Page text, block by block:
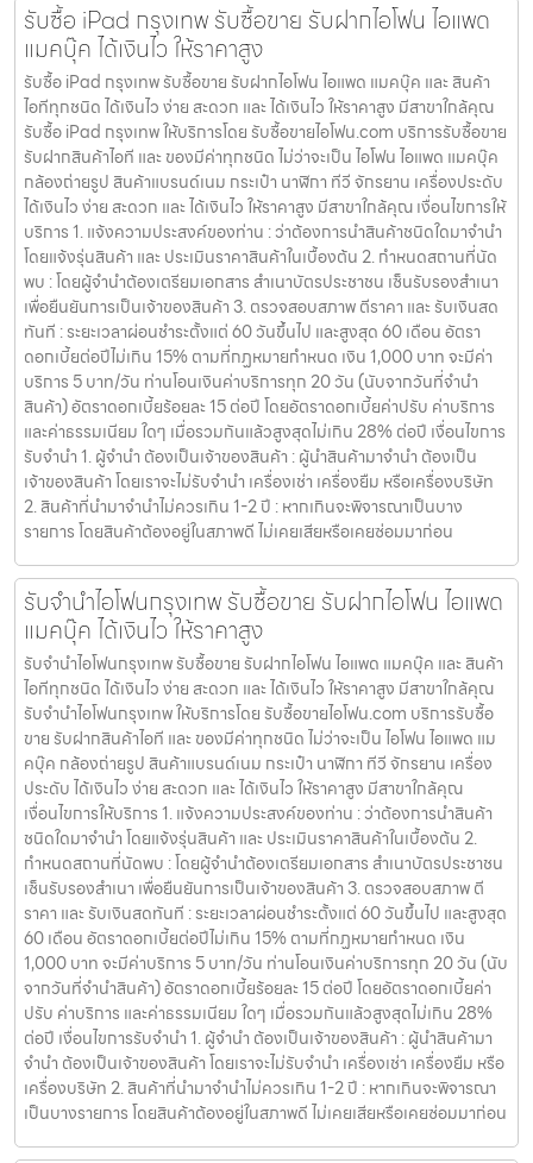
รับซื้อ iPad กรุงเทพ รับซื้อขาย รับฝากไอโฟน ไอแพด
แมคบุ๊ค ได้เงินไว ให้ราคาสูง
รับซื้อ iPad กรุงเทพ รับซื้อขาย รับฝากไอโฟน ไอแพด แมคบุ๊ค และ สินค้า
ไอทีทุกชนิด ได้เงินไว ง่าย สะดวก และ ได้เงินไว ให้ราคาสูง มีสาขาใกล้คุณ
รับซื้อ iPad กรุงเทพ ให้บริการโดย รับซื้อขายไอโฟน.com บริการรับซื้อขาย
รับฝากสินค้าไอที และ ของมีค่าทุกชนิด ไม่ว่าจะเป็น ไอโฟน ไอแพด แมคบุ๊ค
กล้องถ่ายรูป สินค้าแบรนด์เนม กระเป๋า นาฬิกา ทีวี จักรยาน เครื่องประดับ
ได้เงินไว ง่าย สะดวก และ ได้เงินไว ให้ราคาสูง มีสาขาใกล้คุณ เงื่อนไขการให้
บริการ 1. แจ้งความประสงค์ของท่าน : ว่าต้องการนำสินค้าชนิดใดมาจำนำ
โดยแจ้งรุ่นสินค้า และ ประเมินราคาสินค้าในเบื้องต้น 2. กำหนดสถานที่นัด
พบ : โดยผู้จำนำต้องเตรียมเอกสาร สำเนาบัตรประชาชน เซ็นรับรองสำเนา
เพื่อยืนยันการเป็นเจ้าของสินค้า 3. ตรวจสอบสภาพ ตีราคา และ รับเงินสด
ทันที : ระยะเวลาผ่อนชำระตั้งแต่ 60 วันขึ้นไป และสูงสุด 60 เดือน อัตรา
ดอกเบี้ยต่อปีไม่เกิน 15% ตามที่กฏหมายกำหนด เงิน 1,000 บาท จะมีค่า
บริการ 5 บาท/วัน ท่านโอนเงินค่าบริการทุก 20 วัน (นับจากวันที่จำนำ
สินค้า) อัตราดอกเบี้ยร้อยละ 15 ต่อปี โดยอัตราดอกเบี้ยค่าปรับ ค่าบริการ
และค่าธรรมเนียม ใดๆ เมื่อรวมกันแล้วสูงสุดไม่เกิน 28% ต่อปี เงื่อนไขการ
รับจำนำ 1. ผู้จำนำ ต้องเป็นเจ้าของสินค้า : ผู้นำสินค้ามาจำนำ ต้องเป็น
เจ้าของสินค้า โดยเราจะไม่รับจำนำ เครื่องเช่า เครื่องยืม หรือเครื่องบริษัท
2. สินค้าที่นำมาจำนำไม่ควรเกิน 1-2 ปี : หากเกินจะพิจารณาเป็นบาง
รายการ โดยสินค้าต้องอยู่ในสภาพดี ไม่เคยเสียหรือเคยซ่อมมาก่อน
รับจำนำไอโฟนกรุงเทพ รับซื้อขาย รับฝากไอโฟน ไอแพด
แมคบุ๊ค ได้เงินไว ให้ราคาสูง
รับจำนำไอโฟนกรุงเทพ รับซื้อขาย รับฝากไอโฟน ไอแพด แมคบุ๊ค และ สินค้า
ไอทีทุกชนิด ได้เงินไว ง่าย สะดวก และ ได้เงินไว ให้ราคาสูง มีสาขาใกล้คุณ
รับจำนำไอโฟนกรุงเทพ ให้บริการโดย รับซื้อขายไอโฟน.com บริการรับซื้อ
ขาย รับฝากสินค้าไอที และ ของมีค่าทุกชนิด ไม่ว่าจะเป็น ไอโฟน ไอแพด แม
คบุ๊ค กล้องถ่ายรูป สินค้าแบรนด์เนม กระเป๋า นาฬิกา ทีวี จักรยาน เครื่อง
ประดับ ได้เงินไว ง่าย สะดวก และ ได้เงินไว ให้ราคาสูง มีสาขาใกล้คุณ
เงื่อนไขการให้บริการ 1. แจ้งความประสงค์ของท่าน : ว่าต้องการนำสินค้า
ชนิดใดมาจำนำ โดยแจ้งรุ่นสินค้า และ ประเมินราคาสินค้าในเบื้องต้น 2.
กำหนดสถานที่นัดพบ : โดยผู้จำนำต้องเตรียมเอกสาร สำเนาบัตรประชาชน
เซ็นรับรองสำเนา เพื่อยืนยันการเป็นเจ้าของสินค้า 3. ตรวจสอบสภาพ ตี
ราคา และ รับเงินสดทันที : ระยะเวลาผ่อนชำระตั้งแต่ 60 วันขึ้นไป และสูงสุด
60 เดือน อัตราดอกเบี้ยต่อปีไม่เกิน 15% ตามที่กฏหมายกำหนด เงิน
1,000 บาท จะมีค่าบริการ 5 บาท/วัน ท่านโอนเงินค่าบริการทุก 20 วัน (นับ
จากวันที่จำนำสินค้า) อัตราดอกเบี้ยร้อยละ 15 ต่อปี โดยอัตราดอกเบี้ยค่า
ปรับ ค่าบริการ และค่าธรรมเนียม ใดๆ เมื่อรวมกันแล้วสูงสุดไม่เกิน 28%
ต่อปี เงื่อนไขการรับจำนำ 1. ผู้จำนำ ต้องเป็นเจ้าของสินค้า : ผู้นำสินค้ามา
จำนำ ต้องเป็นเจ้าของสินค้า โดยเราจะไม่รับจำนำ เครื่องเช่า เครื่องยืม หรือ
เครื่องบริษัท 2. สินค้าที่นำมาจำนำไม่ควรเกิน 1-2 ปี : หากเกินจะพิจารณา
เป็นบางรายการ โดยสินค้าต้องอยู่ในสภาพดี ไม่เคยเสียหรือเคยซ่อมมาก่อน